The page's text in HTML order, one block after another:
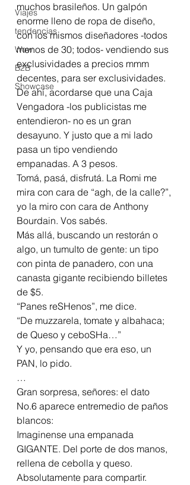
Viajes
tendencias
Wow
B2B
Showcase
muchos brasileños. Un galpón
enorme lleno de ropa de diseño,
con los mismos diseñadores -todos
menos de 30; todos- vendiendo sus
exclusividades a precios mmm
decentes, para ser exclusividades.
De ahí, acordarse que una Caja
Vengadora -los publicistas me
entendieron- no es un gran
desayuno. Y justo que a mi lado
pasa un tipo vendiendo
empanadas. A 3 pesos.
Tomá, pasá, disfrutá. La Romi me
mira con cara de “agh, de la calle?”,
yo la miro con cara de Anthony
Bourdain. Vos sabés.
Más allá, buscando un restorán o
algo, un tumulto de gente: un tipo
con pinta de panadero, con una
canasta gigante recibiendo billetes
de $5.
“Panes reSHenos”, me dice.
“De muzzarela, tomate y albahaca;
de Queso y ceboSHa…”
Y yo, pensando que era eso, un
PAN, lo pido.
…
Gran sorpresa, señores: el dato
No.6 aparece entremedio de paños
blancos:
Imaginense una empanada
GIGANTE. Del porte de dos manos,
rellena de cebolla y queso.
Absolutamente para compartir.